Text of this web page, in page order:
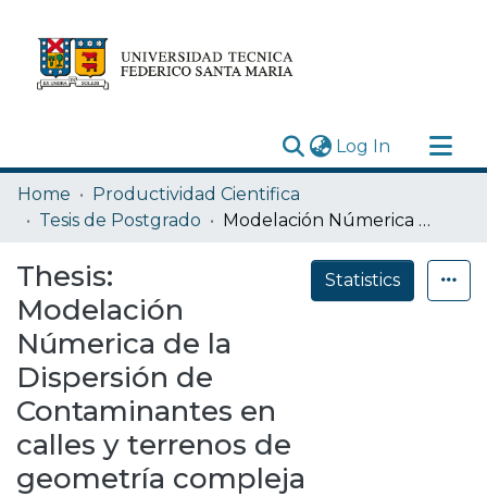
Log In (current)
Research Outputs
Statistics
Depósito
Home
Productividad Cientifica
Tesis de Postgrado
Modelación Númerica de la Dispersión de Contaminantes en calles y terrenos de geometría compleja
Thesis:
Modelación
Númerica de la
Dispersión de
Contaminantes en
calles y terrenos de
geometría compleja
Statistics